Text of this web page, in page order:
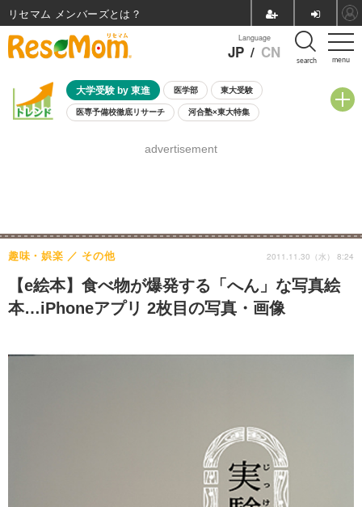
menu
Language
JP / CN search
大学受験 by 東進 医学部 東大受験
医専予備校徹底リサーチ 河合塾×東大特集
8月開催学校説明会・相談会
advertisement
【e絵本】食べ物が爆発する「へん」な写真絵
本…iPhoneアプリ 2枚目の写真・画像
趣味・娯楽 その他 2011.11.30（水） 8:24
リセマム メンバーズ